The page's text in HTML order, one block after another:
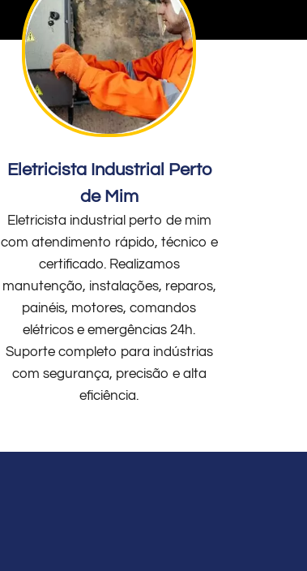
Eletricista Industrial Perto
de Mim
Eletricista industrial perto de mim
com atendimento rápido, técnico e
certificado. Realizamos
manutenção, instalações, reparos,
painéis, motores, comandos
elétricos e emergências 24h.
Suporte completo para indústrias
com segurança, precisão e alta
eficiência.